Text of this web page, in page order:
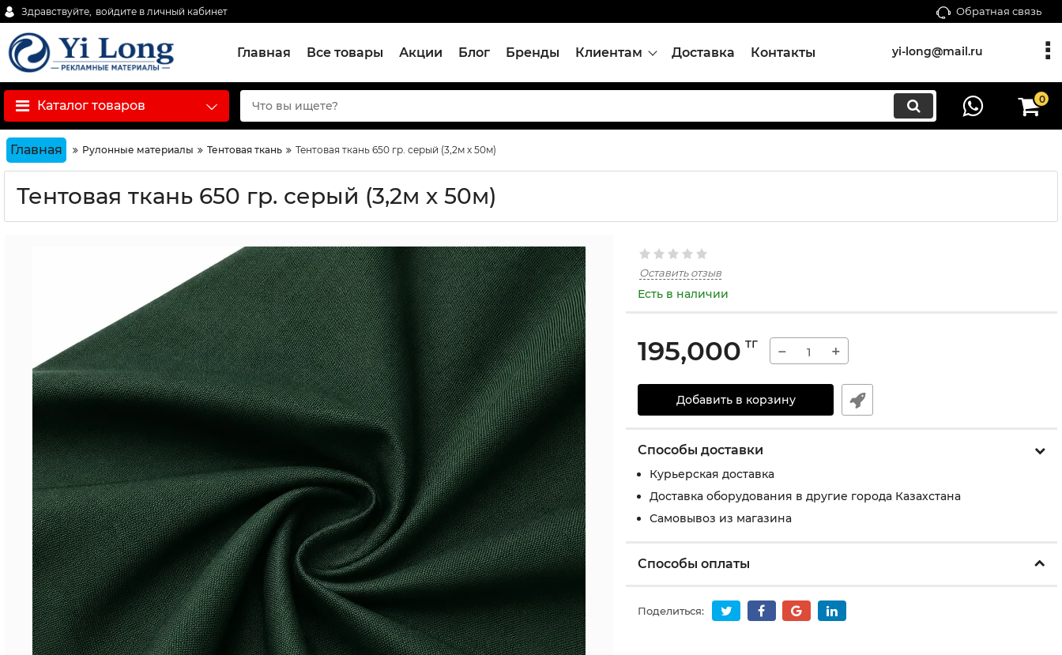
Здравствуйте, войдите в личный кабинет Обратная связь
Главная Все товары Акции Блог Бренды Клиентам Доставка Контакты yi-long@mail.ru
Каталог товаров 0
Главная Рулонные материалы Тентовая ткань Тентовая ткань 650 гр. серый (3,2м х 50м)
Тентовая ткань 650 гр. серый (3,2м х 50м)
Оставить отзыв
Есть в наличии
195,000 тг − +
Добавить в корзину
Способы доставки
Курьерская доставка
Доставка оборудования в другие города Казахстана
Самовывоз из магазина
Способы оплаты
Поделиться: